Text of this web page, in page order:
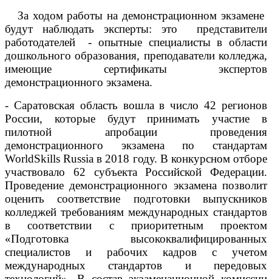
За ходом работы на демонстрационном экзамене
будут наблюдать эксперты: это представители
работодателей - опытные специалисты в области
дошкольного образования, преподаватели колледжа,
имеющие сертификаты экспертов
демонстрационного экзамена.
- Саратовская область вошла в число 42 регионов
России, которые будут принимать участие в
пилотной апробации проведения
демонстрационного экзамена по стандартам
WorldSkills Russia в 2018 году. В конкурсном отборе
участвовало 62 субъекта Российской Федерации.
Проведение демонстрационного экзамена позволит
оценить соответствие подготовки выпускников
колледжей требованиям международных стандартов
в соответствии с приоритетным проектом
«Подготовка высококвалифицированных
специалистов и рабочих кадров с учетом
международных стандартов и передовых